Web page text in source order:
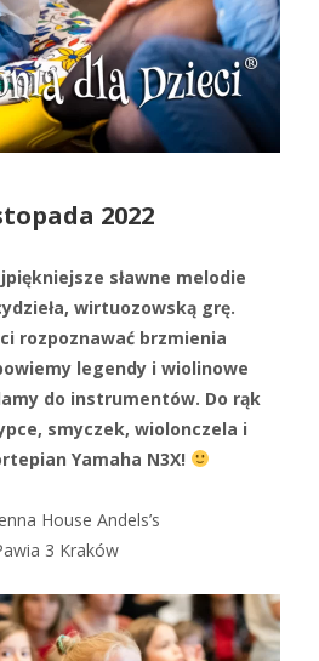
2022
sławne melodie
wirtuozowską grę.
rozpoznawać brzmienia
legendy i wiolinowe
do instrumentów. Do rąk
smyczek, wiolonczela i
Yamaha N3X!
House Andels’s
3 Kraków